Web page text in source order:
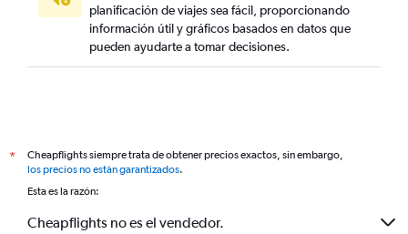
planificación de viajes sea fácil, proporcionando
información útil y gráficos basados en datos que
pueden ayudarte a tomar decisiones.
*
Cheapflights siempre trata de obtener precios exactos, sin embargo,
los precios no están garantizados.
Esta es la razón:
Cheapflights no es el vendedor.